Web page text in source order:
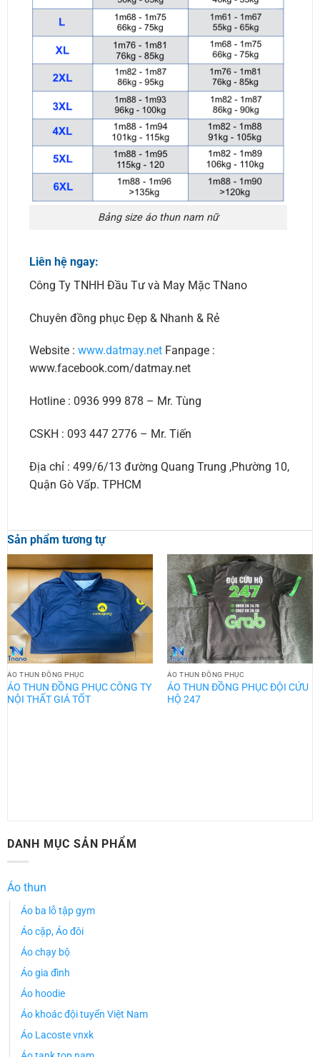
Bảng size áo thun nam nữ
Liên hệ ngay:
Công Ty TNHH Đầu Tư và May Mặc TNano
Chuyên đồng phục Đẹp & Nhanh & Rẻ
Website : www.datmay.netFanpage :
www.facebook.com/datmay.net
Hotline : 0936 999 878 – Mr. Tùng
CSKH : 093 447 2776 – Mr. Tiến
Địa chỉ : 499/6/13 đường Quang Trung ,Phường 10,
Quận Gò Vấp. TPHCM
Sản phẩm tương tự
ÁO THUN ĐỒNG PHỤC
ÁO THUN ĐỒNG PHỤC CÔNG TY
NỘI THẤT GIÁ TỐT
ÁO THUN ĐỒNG PHỤC
ÁO THUN ĐỒNG PHỤC ĐỘI CỨU
HỘ 247
DANH MỤC SẢN PHẨM
Áo thun
Áo ba lỗ tập gym
Áo cặp, Áo đôi
Áo chạy bộ
Áo gia đình
Áo hoodie
Áo khoác đội tuyển Việt Nam
Áo Lacoste vnxk